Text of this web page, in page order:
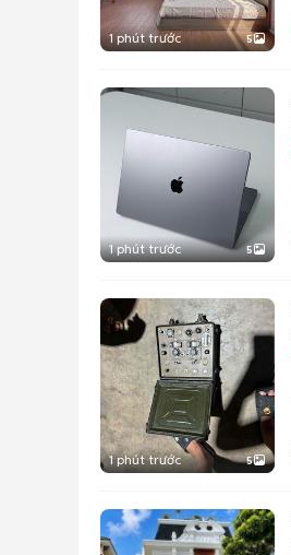
1 phút trước 5
1 phút trước 5
1 phút trước 5